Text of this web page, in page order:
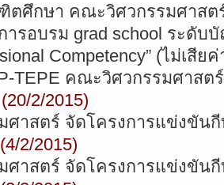
ตศึกษา คณะวิศวกรรมศาสต
ารอบรม grad school ระดั
Competency” (ไม่เสีย
TEPE คณะวิศวกรรมศาสต
(20/2/2015)
ศาสตร์ จัดโครงการแข่งขัน
(4/2/2015)
ศาสตร์ จัดโครงการแข่งขัน